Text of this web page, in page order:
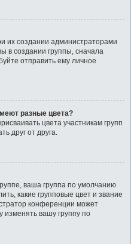
их создании администраторами
в создании группы, сначала
отправить ему личное
разные цвета?
цвета участникам групп
друг от друга.
ваша группа по умолчанию
какие групповые цвет и звание
конференции может
вашу группу по